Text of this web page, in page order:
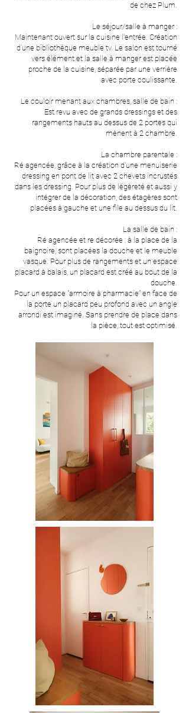
de chez Plum.
Le séjour/salle à manger :
Maintenant ouvert sur la cuisine l'entrée. Création
d'une bibliothèque meuble tv. Le salon est tourné
vers élément et la salle à manger est placée
proche de la cuisine, séparée par une verrière
avec porte coulissante.
Le couloir menant aux chambres, salle de bain :
Est revu avec de grands dressings et des
rangements hauts au dessus de 2 portes qui
mènent à 2 chambre.
La chambre parentale :
Ré agencée, grâce à la création d'une menuiserie
dressing en pont de lit avec 2 chevets incrustés
dans les dressing. Pour plus de légèreté et aussi y
intégrer de la décoration, des étagères sont
placées à gauche et une file au dessus du lit.
La salle de bain :
Ré agencée et re décorée : à la place de la
baignoire, sont placées la douche et le meuble
vasque. Pour plus de rangements et un espace
placard à balais, un placard est créé au bout de la
douche.
Pour un espace "armoire à pharmacie" en face de
la porte un placard peu profond avec un angle
arrondi est imaginé. Sans prendre de place dans
la pièce, tout est optimisé.